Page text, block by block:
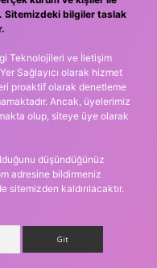
Sitemizdeki bilgiler taslak
Teknolojileri ve İletişim
Sağlayıcı olarak hizmet
proaktif olarak denetleme
Ancak, üyelerimiz
olup, siteye üye olarak
düşündüğünüz
adresine bildirmeniz
sitemizden kaldırılacaktır.